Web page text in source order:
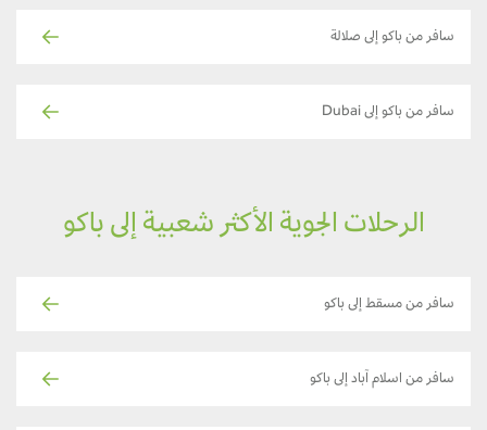
سافر من باكو إلى صلالة
سافر من باكو إلى Dubai
الرحلات الجوية الأكثر شعبية إلى باكو
سافر من مسقط إلى باكو
سافر من اسلام آباد إلى باكو